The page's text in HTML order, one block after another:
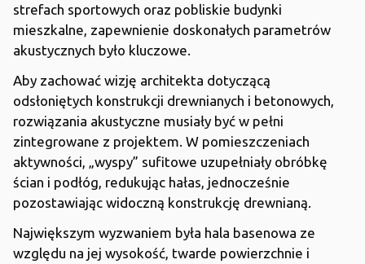
strefach sportowych oraz pobliskie budynki
mieszkalne, zapewnienie doskonałych parametrów
akustycznych było kluczowe.
Aby zachować wizję architekta dotyczącą
odsłoniętych konstrukcji drewnianych i betonowych,
rozwiązania akustyczne musiały być w pełni
zintegrowane z projektem. W pomieszczeniach
aktywności, „wyspy” sufitowe uzupełniały obróbkę
ścian i podłóg, redukując hałas, jednocześnie
pozostawiając widoczną konstrukcję drewnianą.
Największym wyzwaniem była hala basenowa ze
względu na jej wysokość, twarde powierzchnie i